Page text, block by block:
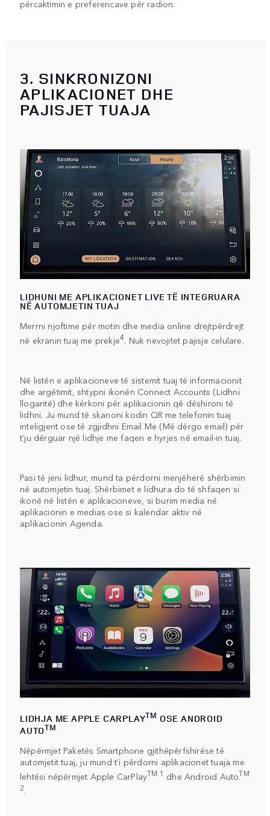
përcaktimin e preferencave për radion.
3. SINKRONIZONI
APLIKACIONET DHE
PAJISJET TUAJA
LIDHUNI ME APLIKACIONET LIVE TË INTEGRUARA
NË AUTOMJETIN TUAJ
Merrni njoftime për motin dhe media online drejtpërdrejt
në ekranin tuaj me prekje4. Nuk nevojitet pajisje celulare.
Në listën e aplikacioneve të sistemit tuaj të informacionit
dhe argëtimit, shtypni ikonën Connect Accounts (Lidhni
llogaritë) dhe kërkoni për aplikacionin që dëshironi të
lidhni. Ju mund të skanoni kodin QR me telefonin tuaj
inteligjent ose të zgjidhni Email Me (Më dërgo email) për
t’ju dërguar një lidhje me faqen e hyrjes në email-in tuaj.
Pasi të jeni lidhur, mund ta përdorni menjëherë shërbimin
në automjetin tuaj. Shërbimet e lidhura do të shfaqen si
ikonë në listën e aplikacioneve, si burim media në
aplikacionin e medias ose si kalendar aktiv në
aplikacionin Agenda.
LIDHJA ME APPLE CARPLAYTM OSE ANDROID
AUTOTM
Nëpërmjet Paketës Smartphone gjithëpërfshirëse të
automjetit tuaj, ju mund t’i përdorni aplikacionet tuaja me
lehtësi nëpërmjet Apple CarPlayTM 1 dheAndroid AutoTM
2.